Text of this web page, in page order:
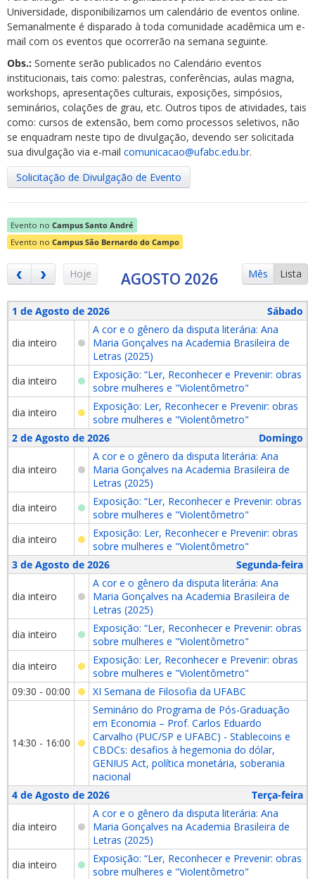
Universidade, disponibilizamos um calendário de eventos online.
Semanalmente é disparado à toda comunidade acadêmica um e-
mail com os eventos que ocorrerão na semana seguinte.
Obs.: Somente serão publicados no Calendário eventos
institucionais, tais como: palestras, conferências, aulas magna,
workshops, apresentações culturais, exposições, simpósios,
seminários, colações de grau, etc. Outros tipos de atividades, tais
como: cursos de extensão, bem como processos seletivos, não
se enquadram neste tipo de divulgação, devendo ser solicitada
sua divulgação via e-mail comunicacao@ufabc.edu.br.
Solicitação de Divulgação de Evento
Evento no Campus Santo André
Evento no Campus São Bernardo do Campo
Hoje Mês Lista
AGOSTO 2026
1 de Agosto de 2026 Sábado
dia inteiro
A cor e o gênero da disputa literária: Ana
Maria Gonçalves na Academia Brasileira de
Letras (2025)
dia inteiro
Exposição: “Ler, Reconhecer e Prevenir: obras
sobre mulheres e "Violentômetro"
dia inteiro
Exposição: Ler, Reconhecer e Prevenir: obras
sobre mulheres e "Violentômetro"
2 de Agosto de 2026
Domingo
dia inteiro
A cor e o gênero da disputa literária: Ana
Maria Gonçalves na Academia Brasileira de
Letras (2025)
dia inteiro
Exposição: “Ler, Reconhecer e Prevenir: obras
sobre mulheres e "Violentômetro"
dia inteiro
Exposição: Ler, Reconhecer e Prevenir: obras
sobre mulheres e "Violentômetro"
3 de Agosto de 2026
Segunda-feira
dia inteiro
A cor e o gênero da disputa literária: Ana
Maria Gonçalves na Academia Brasileira de
Letras (2025)
dia inteiro
Exposição: “Ler, Reconhecer e Prevenir: obras
sobre mulheres e "Violentômetro"
dia inteiro
Exposição: Ler, Reconhecer e Prevenir: obras
sobre mulheres e "Violentômetro"
09:30 - 00:00
XI Semana de Filosofia da UFABC
14:30 - 16:00
Seminário do Programa de Pós-Graduação
em Economia – Prof. Carlos Eduardo
Carvalho (PUC/SP e UFABC) - Stablecoins e
CBDCs: desafios à hegemonia do dólar,
GENIUS Act, política monetária, soberania
nacional
4 de Agosto de 2026
Terça-feira
dia inteiro
A cor e o gênero da disputa literária: Ana
Maria Gonçalves na Academia Brasileira de
Letras (2025)
dia inteiro
Exposição: “Ler, Reconhecer e Prevenir: obras
sobre mulheres e "Violentômetro"